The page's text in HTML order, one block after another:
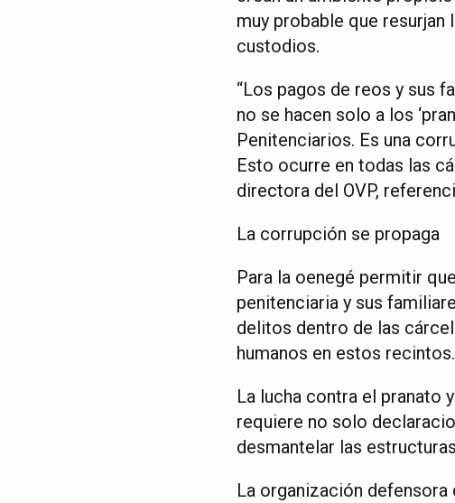
muy probable que resurjan
custodios.
“Los pagos de reos y sus
no se hacen solo a los
Penitenciarios. Es una
Esto ocurre en todas las
directora del OVP,
La corrupción se propaga
Para la oenegé permitir
penitenciaria y sus
delitos dentro de las
humanos en estos recintos.
La lucha contra el pranato
requiere no solo
desmantelar las
La organización